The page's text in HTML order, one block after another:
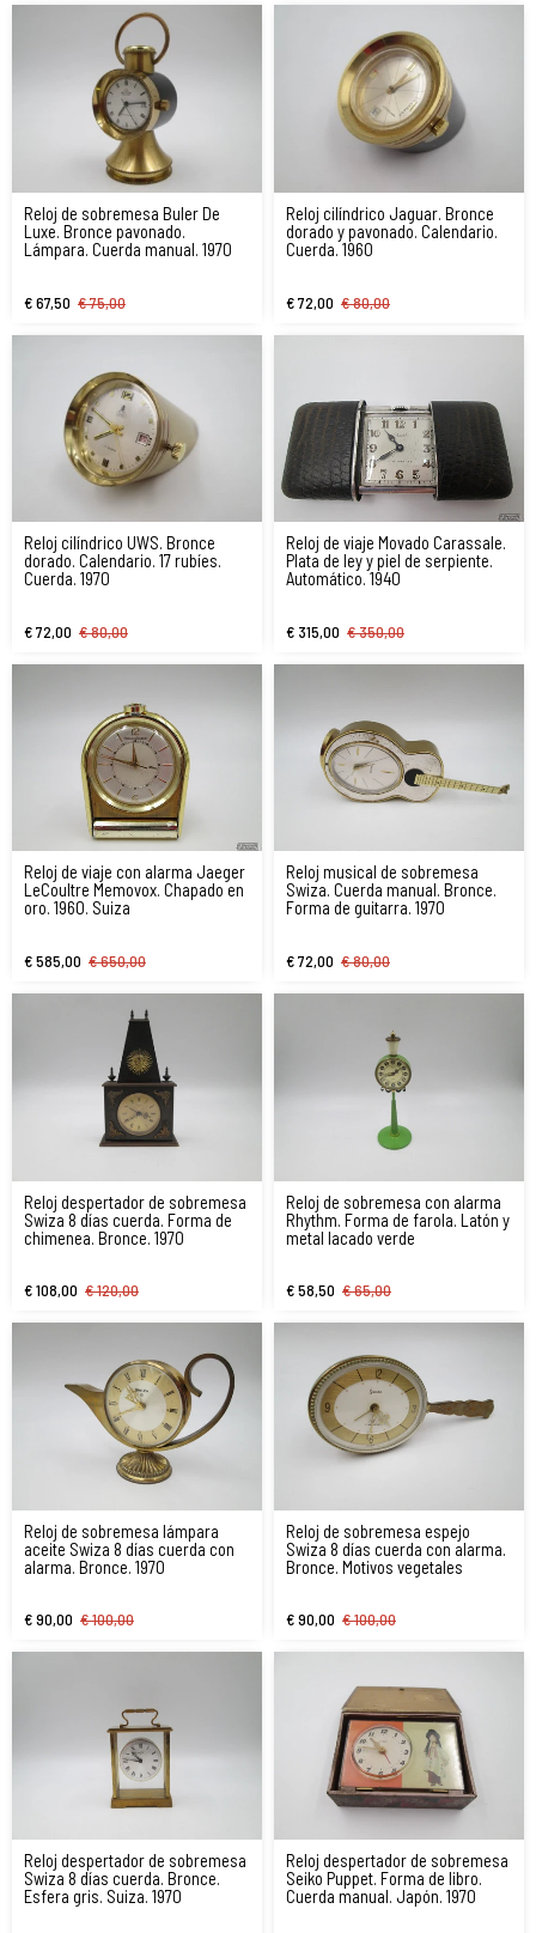
Reloj de sobremesa Buler De
Luxe. Bronce pavonado.
Lámpara. Cuerda manual. 1970
€ 67,50 € 75,00
Reloj cilíndrico Jaguar. Bronce
dorado y pavonado. Calendario.
Cuerda. 1960
€ 72,00 € 80,00
Reloj cilíndrico UWS. Bronce
dorado. Calendario. 17 rubíes.
Cuerda. 1970
€ 72,00 € 80,00
Reloj de viaje Movado Carassale.
Plata de ley y piel de serpiente.
Automático. 1940
€ 315,00 € 350,00
Reloj de viaje con alarma Jaeger
LeCoultre Memovox. Chapado en
oro. 1960. Suiza
€ 585,00 € 650,00
Reloj musical de sobremesa
Swiza. Cuerda manual. Bronce.
Forma de guitarra. 1970
€ 72,00 € 80,00
Reloj despertador de sobremesa
Swiza 8 días cuerda. Forma de
chimenea. Bronce. 1970
€ 108,00 € 120,00
Reloj de sobremesa con alarma
Rhythm. Forma de farola. Latón y
metal lacado verde
€ 58,50 € 65,00
Reloj de sobremesa lámpara
aceite Swiza 8 días cuerda con
alarma. Bronce. 1970
€ 90,00 € 100,00
Reloj de sobremesa espejo
Swiza 8 días cuerda con alarma.
Bronce. Motivos vegetales
€ 90,00 € 100,00
Reloj despertador de sobremesa
Swiza 8 días cuerda. Bronce.
Esfera gris. Suiza. 1970
Reloj despertador de sobremesa
Seiko Puppet. Forma de libro.
Cuerda manual. Japón. 1970